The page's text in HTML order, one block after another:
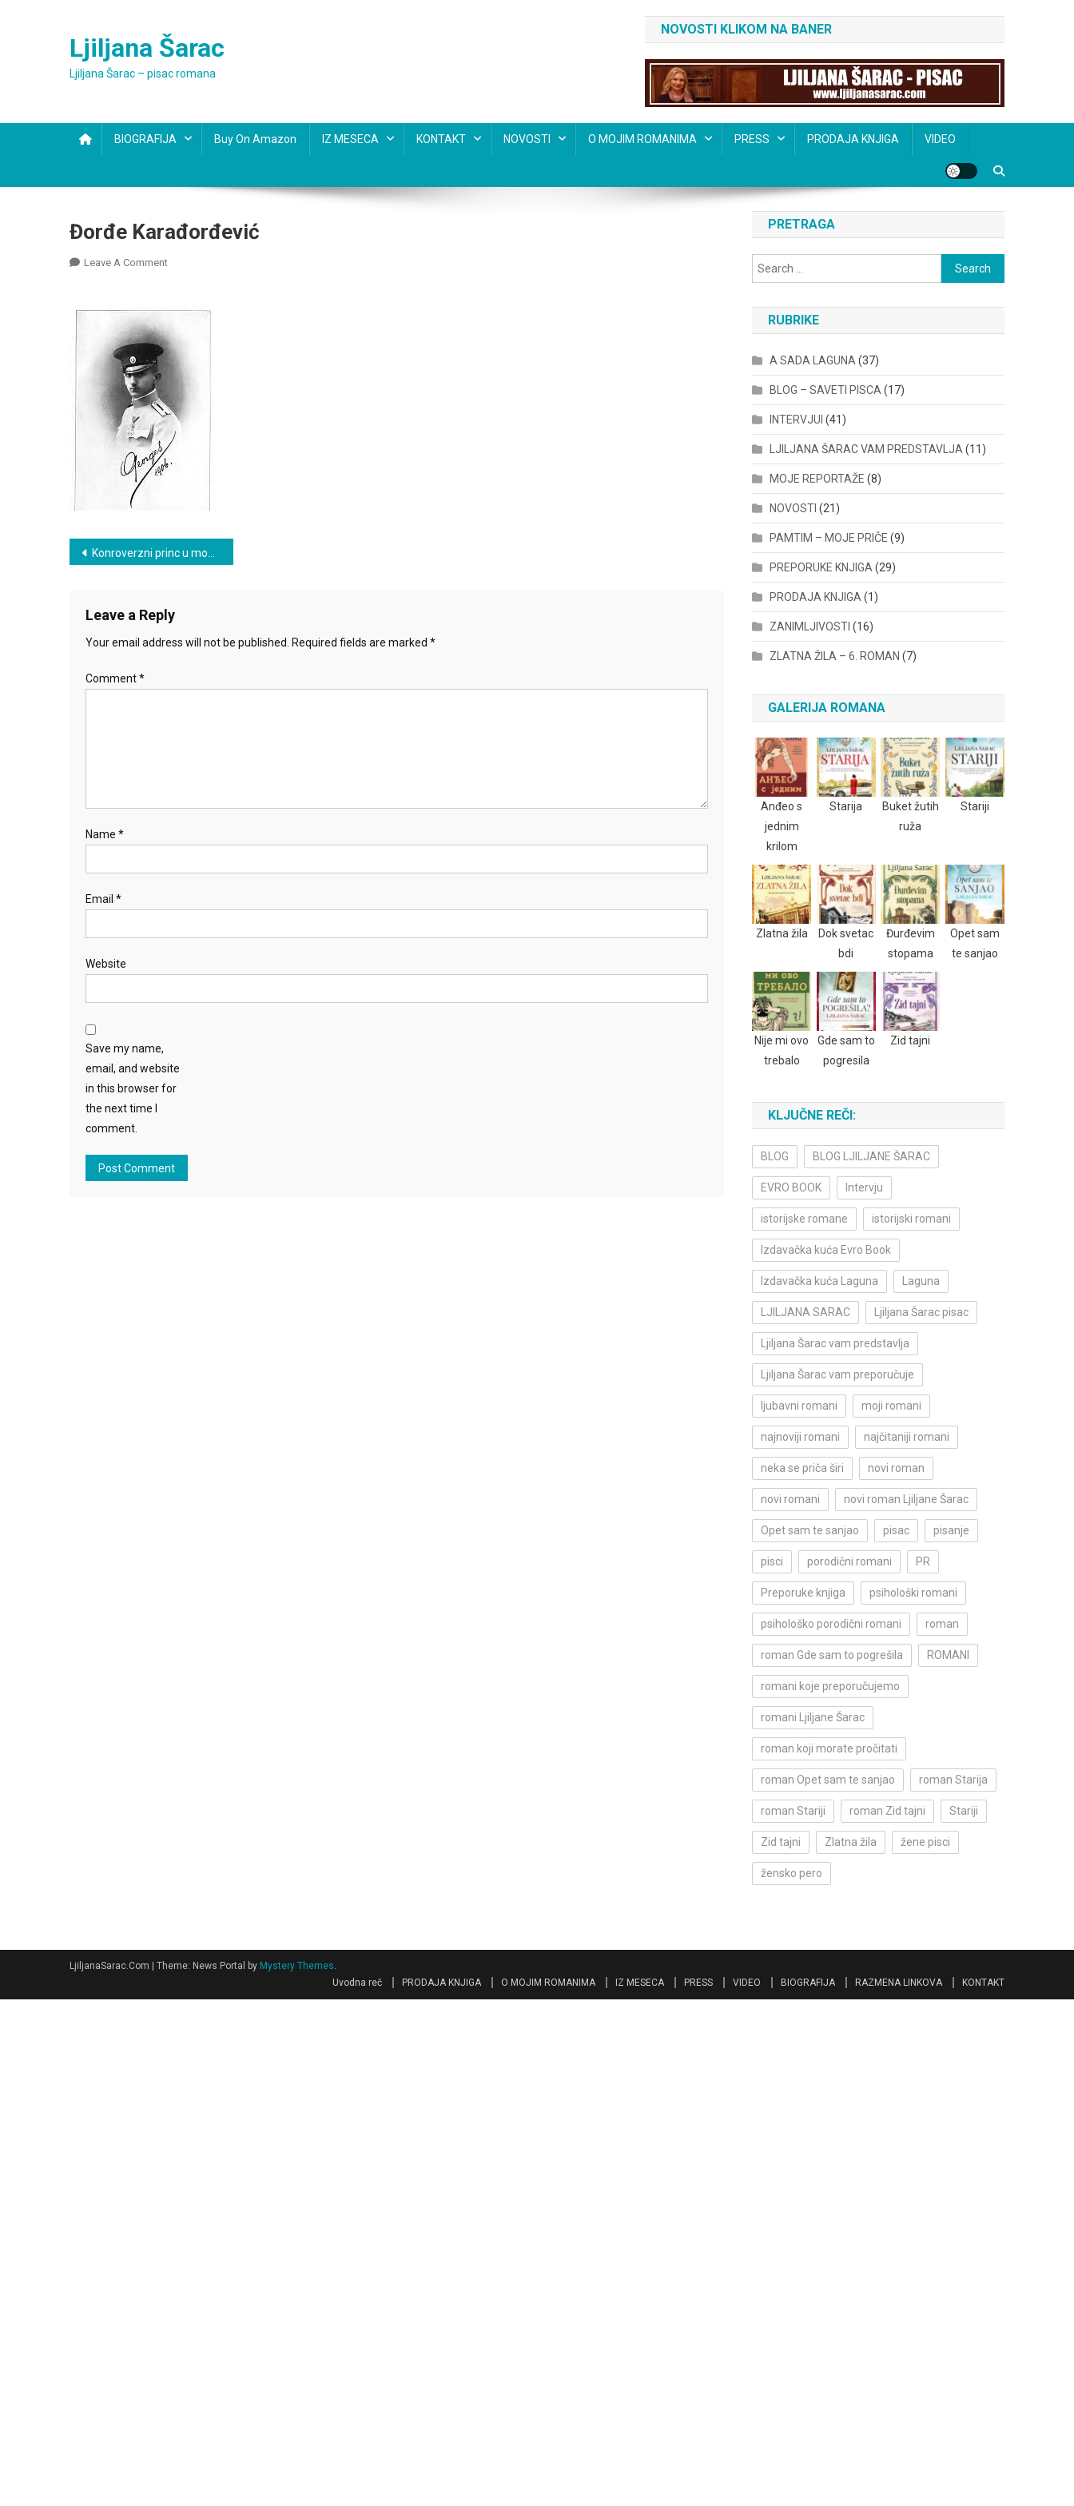
Ljiljana Šarac
Ljiljana Šarac – pisac romana
NOVOSTI KLIKOM NA BANER
BIOGRAFIJA Buy On Amazon IZ MESECA KONTAKT NOVOSTI O MOJIM ROMANIMA PRESS PRODAJA KNJIGA VIDEO
Đorđe Karađorđević
Leave A CommentOn
Post
Konroverzni princ u mom romanu
Leave a Reply
Your email address will not be published. Required fields are marked *
Comment*
Name *
Email *
Website
Save my name,
email, and website
in this browser for
the next time I
comment.
PRETRAGA
Search
for:
RUBRIKE
A SADA LAGUNA (37)
BLOG – SAVETI PISCA (17)
INTERVJUI (41)
LJILJANA ŠARAC VAM PREDSTAVLJA (11)
MOJE REPORTAŽE (8)
NOVOSTI (21)
PAMTIM – MOJE PRIČE (9)
PREPORUKE KNJIGA (29)
PRODAJA KNJIGA (1)
ZANIMLJIVOSTI (16)
ZLATNA ŽILA – 6. ROMAN (7)
GALERIJA ROMANA
Anđeo s
jednim
krilom
Starija
Buket žutih
ruža
Stariji
Zlatna žila
Dok svetac
bdi
Đurđevim
stopama
Opet sam
te sanjao
Nije mi ovo
trebalo
Gde sam to
pogresila
Zid tajni
KLJUČNE REČI:
BLOG BLOG LJILJANE ŠARAC
EVRO BOOK Intervju
istorijske romane istorijski romani
Izdavačka kuća Evro Book
Izdavačka kuća Laguna Laguna
LJILJANA SARAC Ljiljana Šarac pisac
Ljiljana Šarac vam predstavlja
Ljiljana Šarac vam preporučuje
ljubavni romani moji romani
najnoviji romani najčitaniji romani
neka se priča širi novi roman
novi romani novi roman Ljiljane Šarac
Opet sam te sanjao pisac pisanje
pisci porodični romani PR
Preporuke knjiga psihološki romani
psihološko porodični romani roman
roman Gde sam to pogrešila ROMANI
romani koje preporučujemo
romani Ljiljane Šarac
roman koji morate pročitati
roman Opet sam te sanjao roman Starija
roman Stariji roman Zid tajni Stariji
Zid tajni Zlatna žila žene pisci
žensko pero
LjiljanaSarac.Com Theme: News Portal by Mystery Themes.
Uvodna reč
PRODAJA KNJIGA O MOJIM ROMANIMA IZ MESECA PRESS VIDEO BIOGRAFIJA RAZMENA LINKOVA KONTAKT